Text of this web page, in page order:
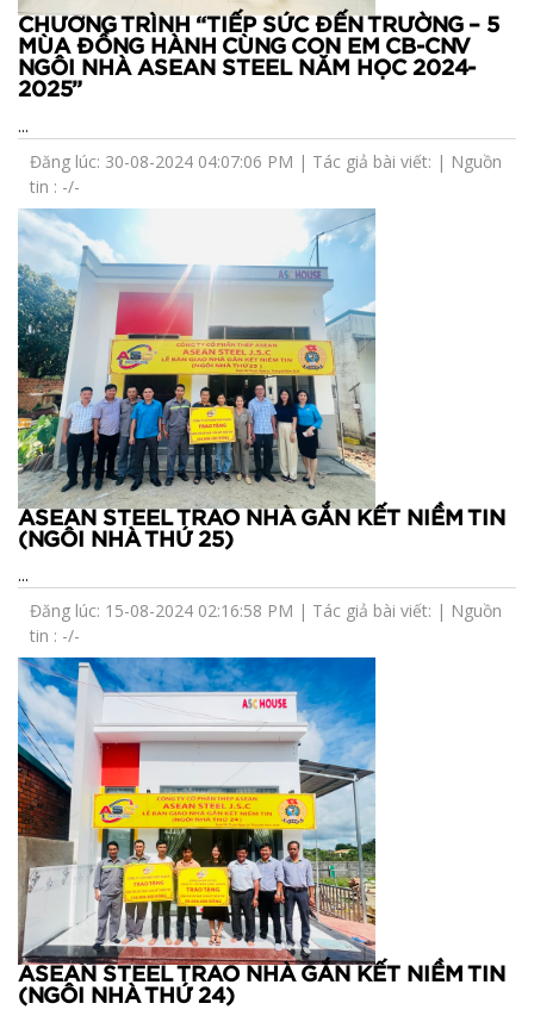
CHƯƠNG TRÌNH “TIẾP SỨC ĐẾN TRƯỜNG – 5
MÙA ĐỒNG HÀNH CÙNG CON EM CB-CNV
NGÔI NHÀ ASEAN STEEL NĂM HỌC 2024-
2025”
...
Đăng lúc: 30-08-2024 04:07:06 PM | Tác giả bài viết: | Nguồn
tin : -/-
ASEAN STEEL TRAO NHÀ GẮN KẾT NIỀM TIN
(NGÔI NHÀ THỨ 25)
...
Đăng lúc: 15-08-2024 02:16:58 PM | Tác giả bài viết: | Nguồn
tin : -/-
ASEAN STEEL TRAO NHÀ GẮN KẾT NIỀM TIN
(NGÔI NHÀ THỨ 24)